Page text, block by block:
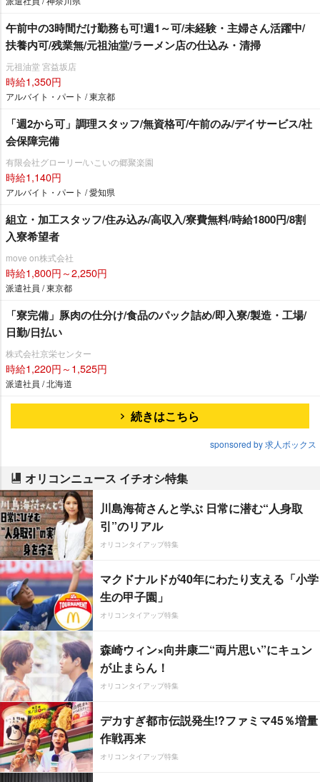
午前中の3時間だけ勤務も可!週1～可/未経験・主婦さん活躍中/
扶養内可/残業無/元祖油堂/ラーメン店の仕込み・清掃
元祖油堂 宮益坂店
時給1,350円
アルバイト・パート / 東京都
「週2から可」調理スタッフ/無資格可/午前のみ/デイサービス/社
会保障完備
有限会社グローリー/いこいの郷聚楽園
時給1,140円
アルバイト・パート / 愛知県
組立・加工スタッフ/住み込み/高収入/寮費無料/時給1800円/8割
入寮希望者
move on株式会社
時給1,800円～2,250円
派遣社員 / 東京都
「寮完備」豚肉の仕分け/食品のパック詰め/即入寮/製造・工場/
日勤/日払い
株式会社京栄センター
時給1,220円～1,525円
派遣社員 / 北海道
続きはこちら
sponsored by 求人ボックス
オリコンニュース イチオシ特集
川島海荷さんと学ぶ 日常に潜む“人身取
引”のリアル
オリコンタイアップ特集
マクドナルドが40年にわたり支える「小学
生の甲子園」
オリコンタイアップ特集
森崎ウィン×向井康二“両片思い”にキュン
が止まらん！
オリコンタイアップ特集
デカすぎ都市伝説発生!?ファミマ45％増量
作戦再来
オリコンタイアップ特集